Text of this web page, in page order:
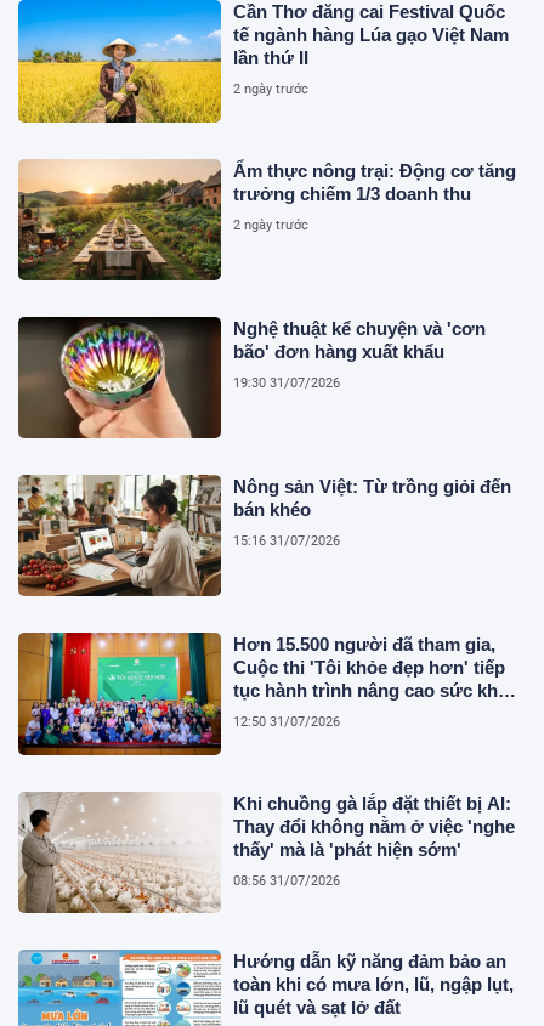
Cần Thơ đăng cai Festival Quốc
tế ngành hàng Lúa gạo Việt Nam
lần thứ II
2 ngày trước
Ẩm thực nông trại: Động cơ tăng
trưởng chiếm 1/3 doanh thu
2 ngày trước
Nghệ thuật kể chuyện và 'cơn
bão' đơn hàng xuất khẩu
19:30 31/07/2026
Nông sản Việt: Từ trồng giỏi đến
bán khéo
15:16 31/07/2026
Hơn 15.500 người đã tham gia,
Cuộc thi 'Tôi khỏe đẹp hơn' tiếp
tục hành trình nâng cao sức khỏe
người Việt
12:50 31/07/2026
Khi chuồng gà lắp đặt thiết bị AI:
Thay đổi không nằm ở việc 'nghe
thấy' mà là 'phát hiện sớm'
08:56 31/07/2026
Hướng dẫn kỹ năng đảm bảo an
toàn khi có mưa lớn, lũ, ngập lụt,
lũ quét và sạt lở đất